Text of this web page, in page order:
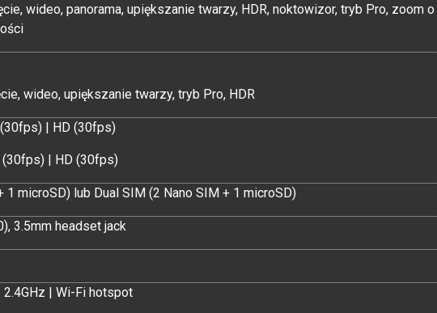
wideo, panorama, upiększanie twarzy, HDR, noktowizor, tryb Pro, zoom o
wideo, upiększanie twarzy, tryb Pro, HDR
(30fps) | HD (30fps)
(30fps) | HD (30fps)
1 microSD) lub Dual SIM (2 Nano SIM + 1 microSD)
3.5mm headset jack
| Wi-Fi hotspot